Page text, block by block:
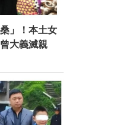
」！本土女
大義滅親